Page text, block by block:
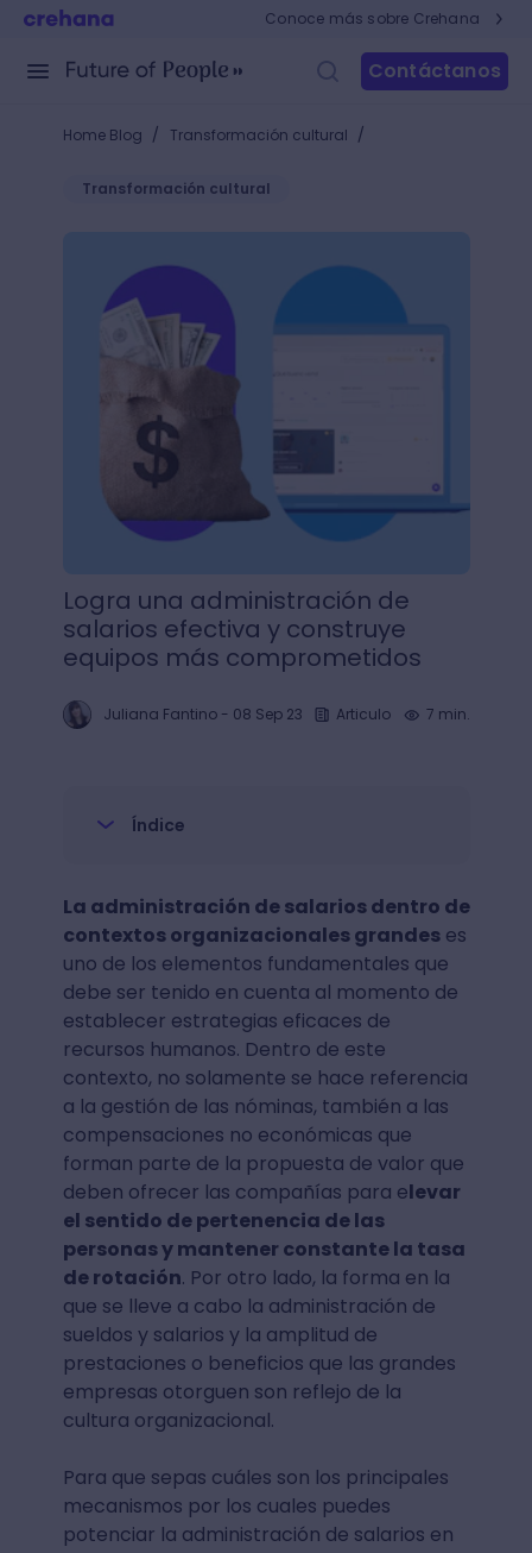
Conoce más sobre Crehana
Contáctanos
Home Blog / Transformación cultural /
Transformación cultural
Logra una administración de
salarios efectiva y construye
equipos más comprometidos
Juliana Fantino- 08 Sep 23 Articulo 7 min.
Índice
La administración de salarios dentro de
contextos organizacionales grandeses
uno de los elementos fundamentales que
debe ser tenido en cuenta al momento de
establecer estrategias eficaces de
recursos humanos. Dentro de este
contexto, no solamente se hace referencia
a la gestión de las nóminas, también a las
compensaciones no económicas que
forman parte de la propuesta de valor que
deben ofrecer las compañías para elevar
el sentido de pertenencia de las
personas y mantener constante la tasa
de rotación. Por otro lado, la forma en la
que se lleve a cabo la administración de
sueldos y salarios y la amplitud de
prestaciones o beneficios que las grandes
empresas otorguen son reflejo de la
cultura organizacional.
Para que sepas cuáles son los principales
mecanismos por los cuales puedes
potenciar la administración de salarios en